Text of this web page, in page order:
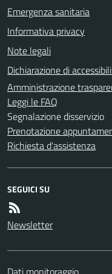
Emergenza sanitaria
Informativa privacy
Note legali
Dichiarazione di
Amministrazione
Leggi le FAQ
Segnalazione disservizio
Prenotazione
Richiesta d'assistenza
SEGUICI SU
Newsletter